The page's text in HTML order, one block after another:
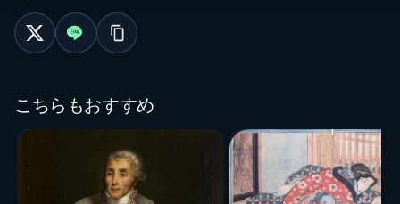
こちらもおすすめ